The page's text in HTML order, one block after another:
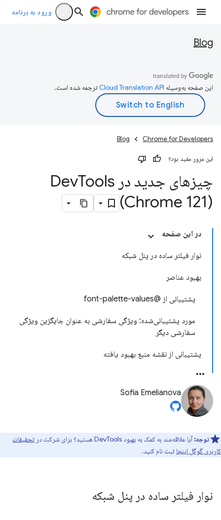
ورود به برنامه
Blog
این صفحه به‌وسیله ترجمه شده است.
Chrome for Developers
Blog
این مرور مفید بود؟
چیزهای جدید در Dev Tools
(Chrome 121)
در این صفحه
نوار فیلتر ساده در پنل شبکه
بهبود عناصر
پشتیبانی از @font-palette-values
مورد پشتیبانی‌شده: ویژگی سفارشی به عنوان جایگزین ویژگی
سفارشی دیگر
پشتیبانی از نقشه منبع بهبود یافته
Sofia Emelianova
توجه:آیا علاقه‌مند به کمک به بهبود DevTools هستید؟ برای شرکت در
تحقیقات
کاربری گوگل اینجا ثبت نام کنید.
نوار فیلتر ساده در پنل شبکه